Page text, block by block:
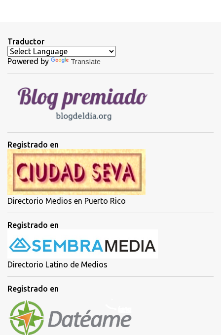
a
r
o
s
Traductor
Powered by Translate
Registrado en
Directorio Medios en Puerto Rico
Registrado en
Directorio Latino de Medios
Registrado en